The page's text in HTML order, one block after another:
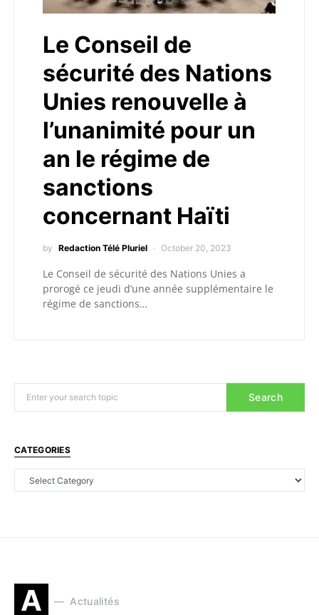
Le Conseil de
sécurité des Nations
Unies renouvelle à
l’unanimité pour un
an le régime de
sanctions
concernant Haïti
by Redaction Télé Pluriel October 20, 2023
Le Conseil de sécurité des Nations Unies a
prorogé ce jeudi d’une année supplémentaire le
régime de sanctions…
Search
CATEGORIES
A Actualités